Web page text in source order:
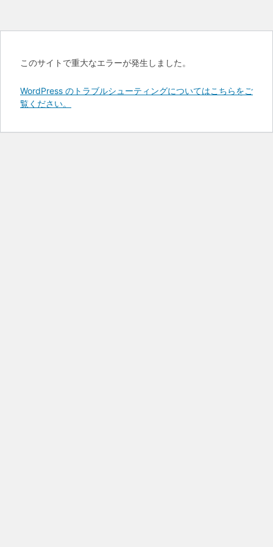
このサイトで重大なエラーが発生しました。
WordPress のトラブルシューティングについてはこちらをご
覧ください。